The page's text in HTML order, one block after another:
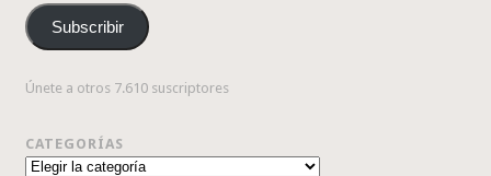
correo
electrónico
Subscribir
Únete a otros 7.610 suscriptores
CATEGORÍAS
Categorías